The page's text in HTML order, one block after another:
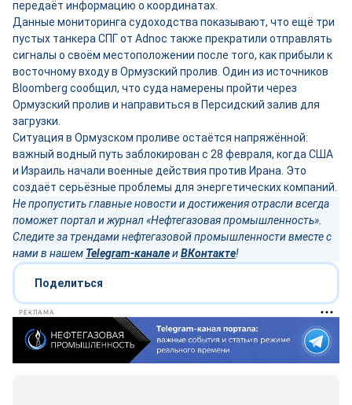
передаёт информацию о координатах.
Данные мониторинга судоходства показывают, что ещё три
пустых танкера СПГ от Adnoc также прекратили отправлять
сигналы о своём местоположении после того, как прибыли к
восточному входу в Ормузский пролив. Один из источников
Bloomberg сообщил, что суда намерены пройти через
Ормузский пролив и направиться в Персидский залив для
загрузки.
Ситуация в Ормузском проливе остаётся напряжённой:
важный водный путь заблокирован с 28 февраля, когда США
и Израиль начали военные действия против Ирана. Это
создаёт серьёзные проблемы для энергетических компаний.
Не пропустить главные новости и достижения отрасли всегда
поможет портал и журнал «Нефтегазовая промышленность».
Следите за трендами нефтегазовой промышленности вместе с
нами в нашем Telegram-каналеиВКонтакте!
Поделиться
РЕКЛАМА